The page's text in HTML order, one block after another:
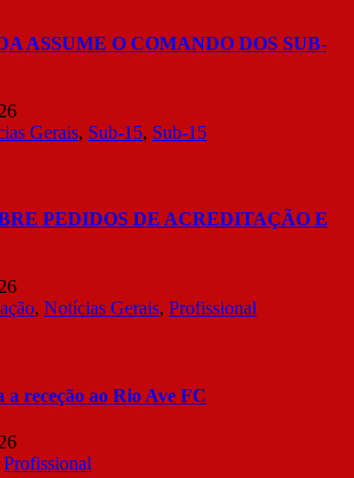
ASSUME O COMANDO DOS SUB-
Gerais, Sub-15, Sub-15
PEDIDOS DE ACREDITAÇÃO E
, Notícias Gerais, Profissional
a receção ao Rio Ave FC
Profissional